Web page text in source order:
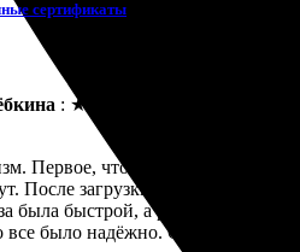
сертификаты
: ★
Первое, что бросается в глаза
После загрузки фото система
была быстрой, а результатом я
все было надёжно. Определенно